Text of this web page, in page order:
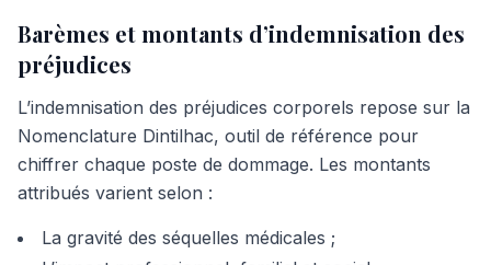
Barèmes et montants d’indemnisation des
préjudices
L’indemnisation des préjudices corporels repose sur la
Nomenclature Dintilhac, outil de référence pour
chiffrer chaque poste de dommage. Les montants
attribués varient selon :
La gravité des séquelles médicales ;